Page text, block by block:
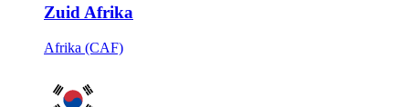
Zuid Afrika
Afrika (CAF)